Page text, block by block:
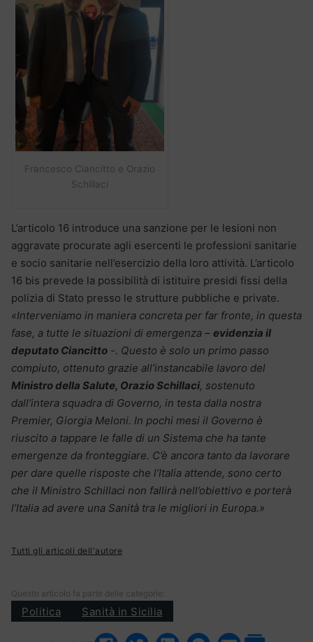
Francesco Ciancitto e Orazio
Schillaci
L’articolo 16 introduce una sanzione per le lesioni non
aggravate procurate agli esercenti le professioni sanitarie
e socio sanitarie nell’esercizio della loro attività. L’articolo
16 bis prevede la possibilità di istituire presidi fissi della
polizia di Stato presso le strutture pubbliche e private.
«Interveniamo in maniera concreta per far fronte, in questa
fase, a tutte le situazioni di emergenza – evidenzia il
deputato Ciancitto -. Questo è solo un primo passo
compiuto, ottenuto grazie all’instancabile lavoro del
Ministro della Salute, Orazio Schillaci, sostenuto
dall’intera squadra di Governo, in testa dalla nostra
Premier, Giorgia Meloni. In pochi mesi il Governo è
riuscito a tappare le falle di un Sistema che ha tante
emergenze da fronteggiare. C’è ancora tanto da lavorare
per dare quelle risposte che l’Italia attende, sono certo
che il Ministro Schillaci non fallirà nell’obiettivo e porterà
l’Italia ad avere una Sanità tra le migliori in Europa.»
Tutti gli articoli dell'autore
Questo articolo fa parte delle categorie:
Politica Sanità in Sicilia